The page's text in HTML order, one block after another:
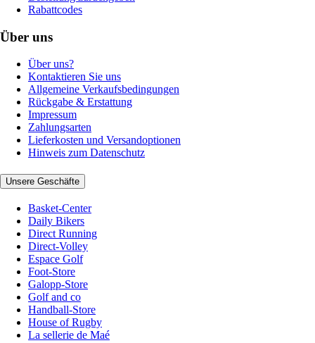
Rabattcodes
Über uns
Über uns?
Kontaktieren Sie uns
Allgemeine Verkaufsbedingungen
Rückgabe & Erstattung
Impressum
Zahlungsarten
Lieferkosten und Versandoptionen
Hinweis zum Datenschutz
Unsere Geschäfte
Basket-Center
Daily Bikers
Direct Running
Direct-Volley
Espace Golf
Foot-Store
Galopp-Store
Golf and co
Handball-Store
House of Rugby
La sellerie de Maé